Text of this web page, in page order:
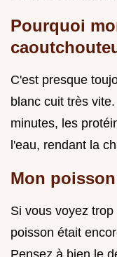
Pourquoi
C'est presque
blanc cuit très
minutes, les
l'eau, rendant la
Mon
Si vous voyez
poisson était
Pensez à bien le